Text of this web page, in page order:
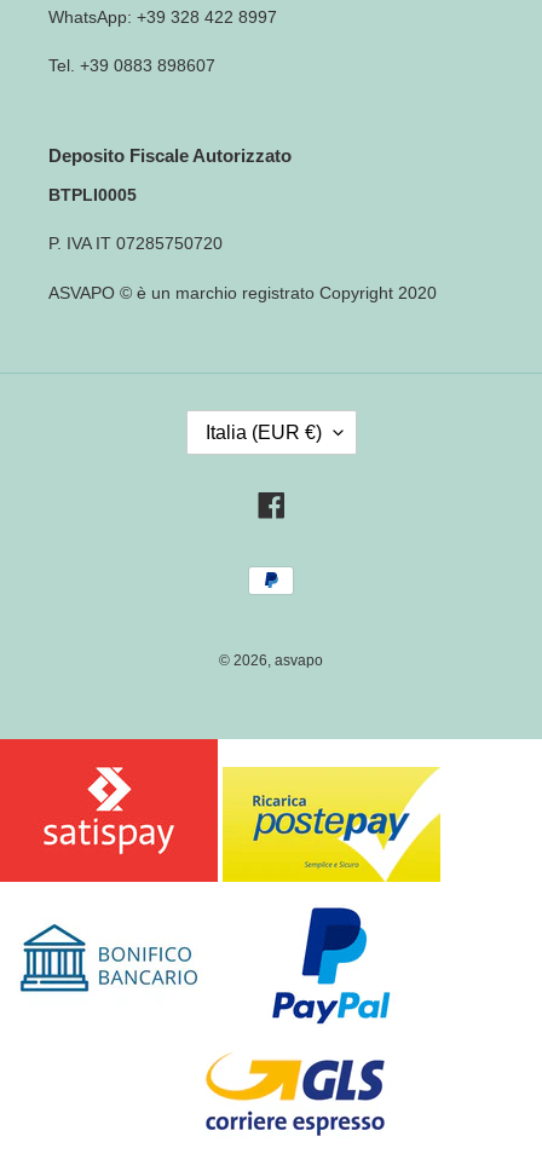
WhatsApp: +39 328 422 8997
Tel. +39 0883 898607
Deposito Fiscale Autorizzato
BTPLI0005
P. IVA IT 07285750720
ASVAPO © è un marchio registrato Copyright 2020
Italia (EUR €)
Metodi
di
© 2026, asvapo